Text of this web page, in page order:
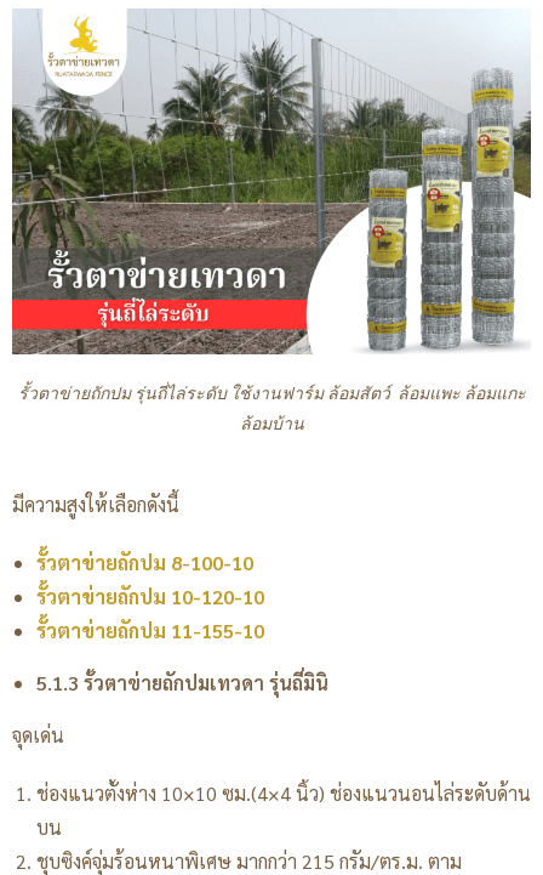
รั้วตาข่ายถักปม รุ่นถี่ไล่ระดับ ใช้งานฟาร์ม ล้อมสัตว์ ล้อมแพะ ล้อมแกะ
ล้อมบ้าน
มีความสูงให้เลือกดังนี้
รั้วตาข่ายถักปม 8-100-10
รั้วตาข่ายถักปม 10-120-10
รั้วตาข่ายถักปม 11-155-10
5.1.3 รั้วตาข่ายถักปมเทวดา รุ่นถี่มินิ
จุดเด่น
ช่องแนวตั้งห่าง 10×10 ซม.(4×4 นิ้ว) ช่องแนวนอนไล่ระดับด้าน
บน
ชุบซิงค์จุ่มร้อนหนาพิเศษ มากกว่า 215 กรัม/ตร.ม. ตาม